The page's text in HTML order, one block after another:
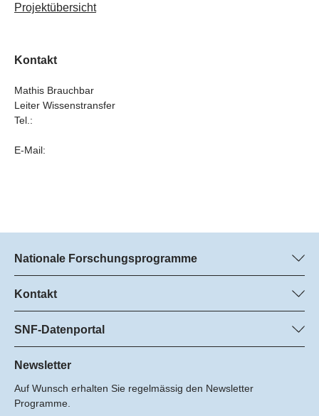
Projektübersicht
Kontakt
Mathis Brauchbar
Leiter Wissenstransfer
Tel.:
E-Mail:
Nationale Forschungsprogramme
Hier finden Sie Informationen zu allen Nationalen
Forschungsprogrammen (NFP):
Alle NFP
Kontakt
Programm-Management
Dr. Marjory Hunt, SNF
Dr. Boris Buzek, SNF
Tel.: +
E-Mail:
SNF-Datenportal
Hier finden Sie umfangreiche Informationen zu den vom SNF
geförderten Projekten.
Zum Datenportal
Newsletter
Auf Wunsch erhalten Sie regelmässig den Newsletter
Programme.